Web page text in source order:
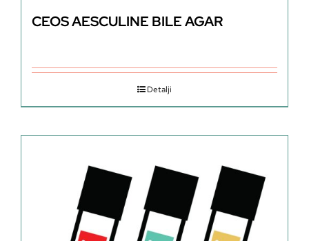
CEOS AESCULINE BILE AGAR
Detalji